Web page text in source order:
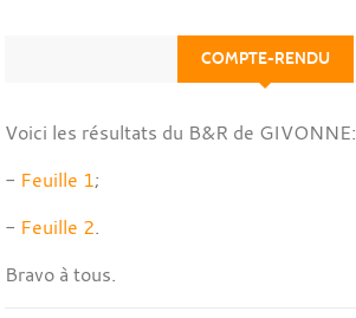
COMPTE-RENDU
Voici les résultats du B&R de GIVONNE:
- Feuille 1;
- Feuille 2.
Bravo à tous.